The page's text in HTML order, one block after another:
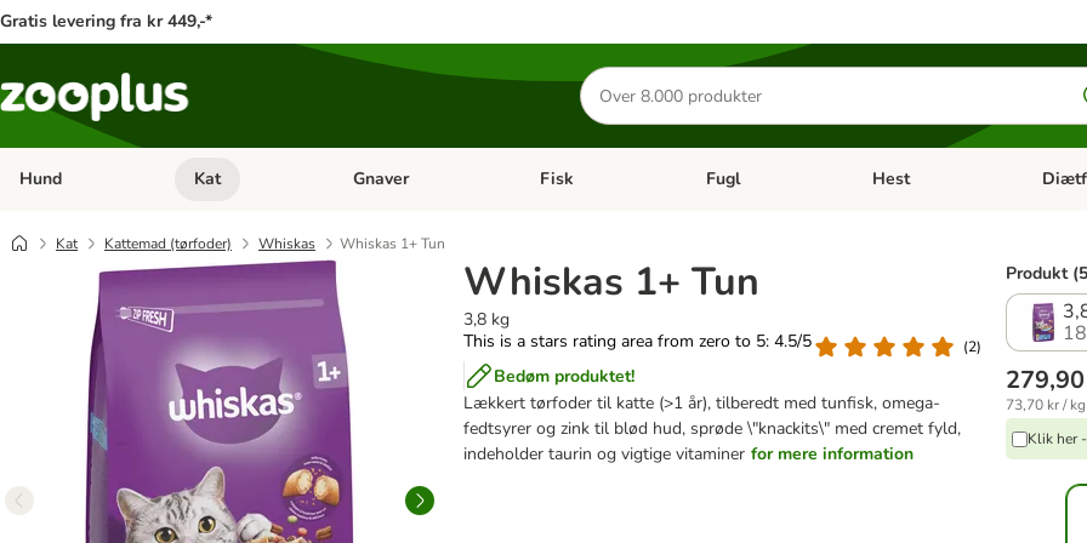
Gratis levering fra kr 449,-*
Søg
efter
produkter
Hund Åben kategori menu: Hund
Kat Åben kategori menu: Kat
Gnaver Åben kategori menu: Gnaver
Fisk Åben kategori menu: Fisk
Fugl Åben kategori menu: Fugl
Hest Åben
Kat Kattemad (tørfoder) Whiskas Whiskas 1+ Tun
Whiskas 1+ Tun
3,8 kg
This is a stars rating area from zero to 5: 4.5/5
(2)
Bedøm produktet!
Lækkert tørfoder til katte (>1 år), tilberedt med tunfisk, omega-
fedtsyrer og zink til blød hud, sprøde \"knackits\" med cremet fyld,
indeholder taurin og vigtige vitaminer for mere information
Produkt
73,70 kr / kg
Klik her